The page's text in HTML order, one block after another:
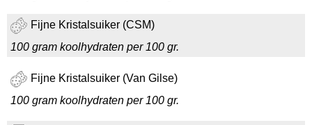
Fijne Kristalsuiker (CSM)
100 gram koolhydraten per 100 gr.
Fijne Kristalsuiker (Van Gilse)
100 gram koolhydraten per 100 gr.